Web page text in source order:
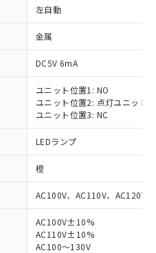
左自動
金属
DC5V 6mA
ユニット位置1: NO
ユニット位置2: 点灯ユニット
ユニット位置3: NC
LEDランプ
橙
AC100V、AC110V、AC120V
AC100V±10%
AC110V±10%
AC100～130V